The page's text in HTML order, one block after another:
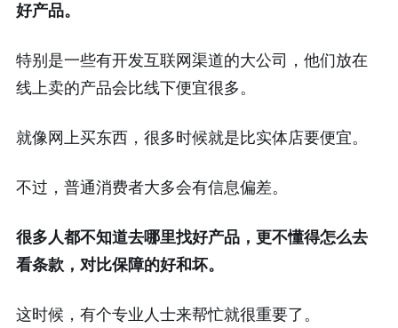
好产品。
特别是一些有开发互联网渠道的大公司，他们放在
线上卖的产品会比线下便宜很多。
就像网上买东西，很多时候就是比实体店要便宜。
不过，普通消费者大多会有信息偏差。
很多人都不知道去哪里找好产品，更不懂得怎么去
看条款，对比保障的好和坏。
这时候，有个专业人士来帮忙就很重要了。